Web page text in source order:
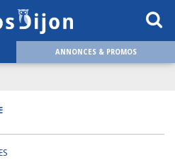
ANNONCES & PROMOS